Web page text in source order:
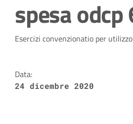
spesa
Dettagli
Esercizi convenzionatio per
Data:
24 dicembre 2020